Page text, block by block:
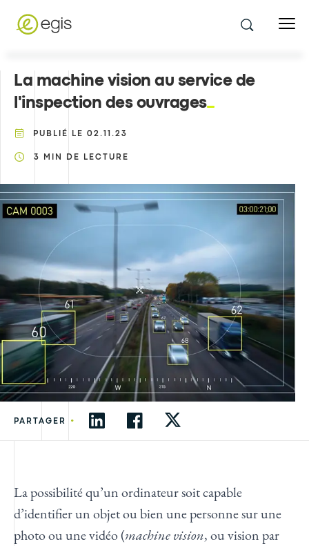
La machine vision au service de
l'inspection des ouvrages
PUBLIÉ LE 02.11.23
3 MIN DE LECTURE
PARTAGER •
La possibilité qu’un ordinateur soit capable
d’identifier un objet ou bien une personne sur une
photo ou une vidéo (machinevision, ou vision par